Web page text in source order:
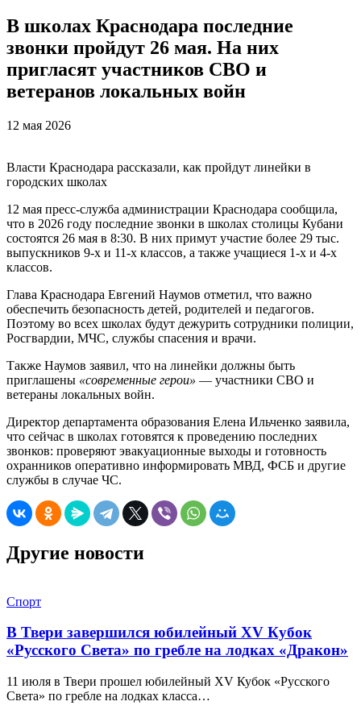
В школах Краснодара последние
звонки пройдут 26 мая. На них
пригласят участников СВО и
ветеранов локальных войн
12 мая 2026
Власти Краснодара рассказали, как пройдут линейки в
городских школах
12 мая пресс-служба администрации Краснодара сообщила,
что в 2026 году последние звонки в школах столицы Кубани
состоятся 26 мая в 8:30. В них примут участие более 29 тыс.
выпускников 9-х и 11-х классов, а также учащиеся 1-х и 4-х
классов.
Глава Краснодара Евгений Наумов отметил, что важно
обеспечить безопасность детей, родителей и педагогов.
Поэтому во всех школах будут дежурить сотрудники полиции,
Росгвардии, МЧС, службы спасения и врачи.
Также Наумов заявил, что на линейки должны быть
приглашены «современные герои» — участники СВО и
ветераны локальных войн.
Директор департамента образования Елена Ильченко заявила,
что сейчас в школах готовятся к проведению последних
звонков: проверяют эвакуационные выходы и готовность
охранников оперативно информировать МВД, ФСБ и другие
службы в случае ЧС.
Другие новости
Спорт
В Твери завершился юбилейный XV Кубок
«Русского Света» по гребле на лодках «Дракон»
11 июля в Твери прошел юбилейный XV Кубок «Русского
Света» по гребле на лодках класса…